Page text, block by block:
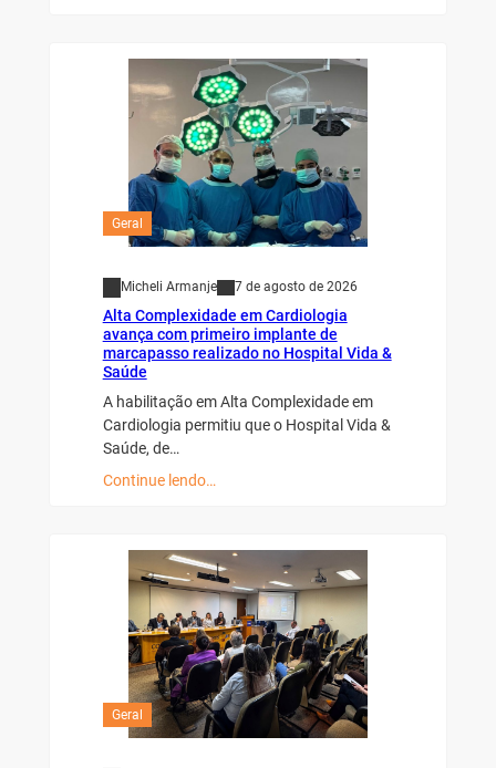
Geral
Micheli Armanje 7 de agosto de 2026
Alta Complexidade em Cardiologia
avança com primeiro implante de
marcapasso realizado no Hospital Vida &
Saúde
A habilitação em Alta Complexidade em
Cardiologia permitiu que o Hospital Vida &
Saúde, de…
Continue lendo…
Geral